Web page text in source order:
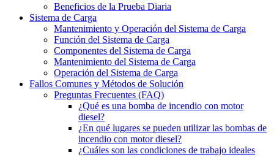
Beneficios de la Prueba Diaria
Sistema de Carga
Mantenimiento y Operación del Sistema de Carga
Función del Sistema de Carga
Componentes del Sistema de Carga
Mantenimiento del Sistema de Carga
Operación del Sistema de Carga
Fallos Comunes y Métodos de Solución
Preguntas Frecuentes (FAQ)
¿Qué es una bomba de incendio con motor
diesel?
¿En qué lugares se pueden utilizar las bombas de
incendio con motor diesel?
¿Cuáles son las condiciones de trabajo ideales